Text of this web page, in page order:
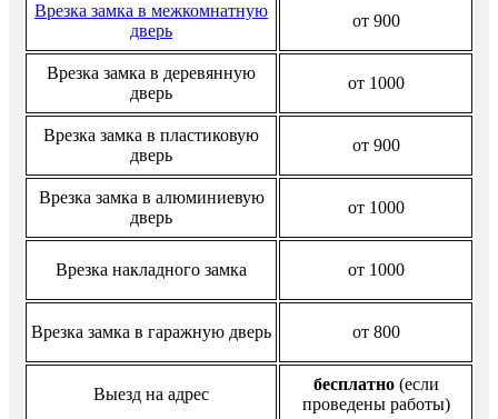
Врезка замка в межкомнатную
дверь
от 900
Врезка замка в деревянную
дверь
от 1000
Врезка замка в пластиковую
дверь
от 900
Врезка замка в алюминиевую
дверь
от 1000
Врезка накладного замка от 1000
Врезка замка в гаражную дверь от 800
Выезд на адрес
бесплатно(если
проведены работы)